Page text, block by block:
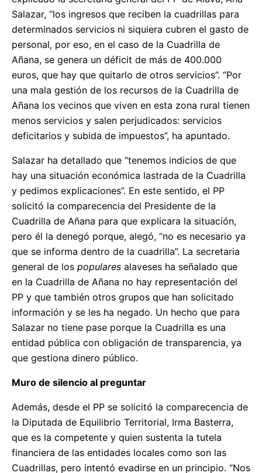
Salazar, “los ingresos que reciben la cuadrillas para
determinados servicios ni siquiera cubren el gasto de
personal, por eso, en el caso de la Cuadrilla de
Añana, se genera un déficit de más de 400.000
euros, que hay que quitarlo de otros servicios”. “Por
una mala gestión de los recursos de la Cuadrilla de
Añana los vecinos que viven en esta zona rural tienen
menos servicios y salen perjudicados: servicios
deficitarios y subida de impuestos”, ha apuntado.
Salazar ha detallado que “tenemos indicios de que
hay una situación económica lastrada de la Cuadrilla
y pedimos explicaciones”. En este sentido, el PP
solicitó la comparecencia del Presidente de la
Cuadrilla de Añana para que explicara la situación,
pero él la denegó porque, alegó, “no es necesario ya
que se informa dentro de la cuadrilla”. La secretaria
general de los populares alaveses ha señalado que
en la Cuadrilla de Añana no hay representación del
PP y que también otros grupos que han solicitado
información y se les ha negado. Un hecho que para
Salazar no tiene pase porque la Cuadrilla es una
entidad pública con obligación de transparencia, ya
que gestiona dinero público.
Muro de silencio al preguntar
Además, desde el PP se solicitó la comparecencia de
la Diputada de Equilibrio Territorial, Irma Basterra,
que es la competente y quien sustenta la tutela
financiera de las entidades locales como son las
Cuadrillas, pero intentó evadirse en un principio. “Nos